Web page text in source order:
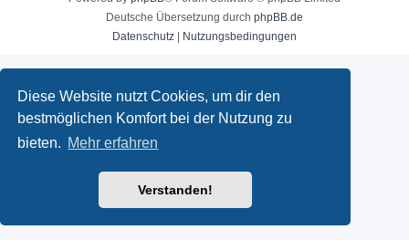
Diese Website nutzt Cookies, um dir den
bestmöglichen Komfort bei der Nutzung zu
bieten. Mehr erfahren
Verstanden!
Deutsche Übersetzung durch phpBB.de
Datenschutz
Nutzungsbedingungen